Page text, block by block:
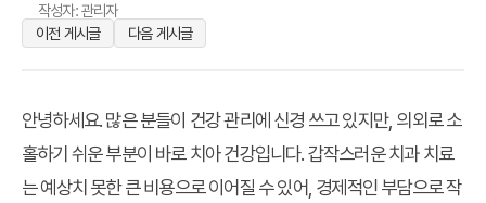
작성자: 관리자
이전 게시글
다음 게시글
안녕하세요. 많은 분들이 건강 관리에 신경 쓰고 있지만, 의외로 소
홀하기 쉬운 부분이 바로 치아 건강입니다. 갑작스러운 치과 치료
는 예상치 못한 큰 비용으로 이어질 수 있어, 경제적인 부담으로 작